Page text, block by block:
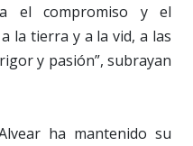
el compromiso y el
la tierra y a la vid, a las
y pasión”, subrayan
ha mantenido su